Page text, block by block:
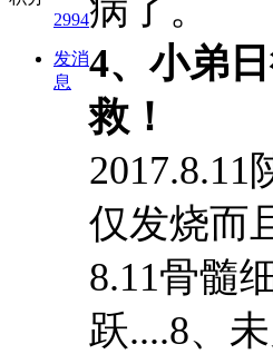
2994
发消
息
病了。
4、小弟
救！
2017.8.11
仅发烧而
8.11骨髓
跃....8、